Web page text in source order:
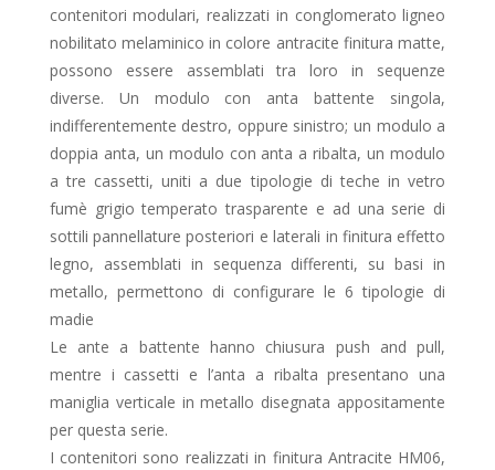
contenitori modulari, realizzati in conglomerato ligneo
nobilitato melaminico in colore antracite finitura matte,
possono essere assemblati tra loro in sequenze
diverse. Un modulo con anta battente singola,
indifferentemente destro, oppure sinistro; un modulo a
doppia anta, un modulo con anta a ribalta, un modulo
a tre cassetti, uniti a due tipologie di teche in vetro
fumè grigio temperato trasparente e ad una serie di
sottili pannellature posteriori e laterali in finitura effetto
legno, assemblati in sequenza differenti, su basi in
metallo, permettono di configurare le 6 tipologie di
madie
Le ante a battente hanno chiusura push and pull,
mentre i cassetti e l’anta a ribalta presentano una
maniglia verticale in metallo disegnata appositamente
per questa serie.
I contenitori sono realizzati in finitura Antracite HM06,